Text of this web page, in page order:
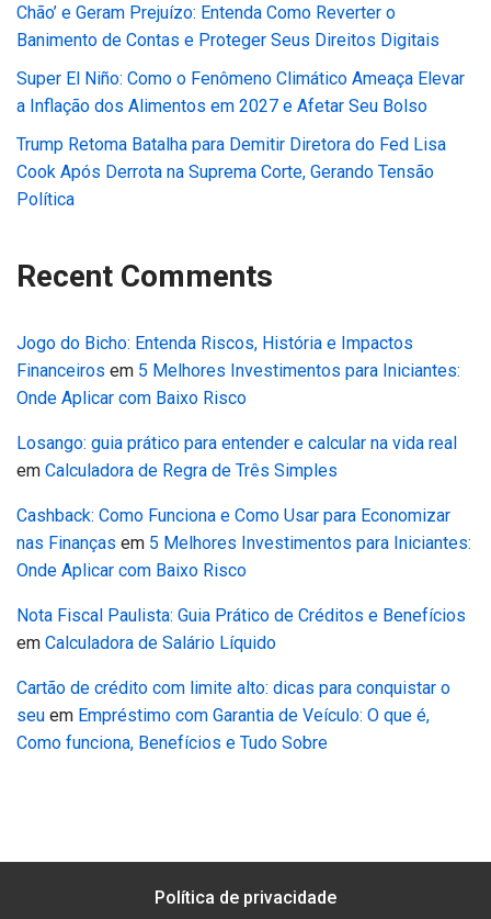
Chão’ e Geram Prejuízo: Entenda Como Reverter o
Banimento de Contas e Proteger Seus Direitos Digitais
Super El Niño: Como o Fenômeno Climático Ameaça Elevar
a Inflação dos Alimentos em 2027 e Afetar Seu Bolso
Trump Retoma Batalha para Demitir Diretora do Fed Lisa
Cook Após Derrota na Suprema Corte, Gerando Tensão
Política
Recent Comments
Jogo do Bicho: Entenda Riscos, História e Impactos
Financeiros em 5 Melhores Investimentos para Iniciantes:
Onde Aplicar com Baixo Risco
Losango: guia prático para entender e calcular na vida real
em Calculadora de Regra de Três Simples
Cashback: Como Funciona e Como Usar para Economizar
nas Finanças em 5 Melhores Investimentos para Iniciantes:
Onde Aplicar com Baixo Risco
Nota Fiscal Paulista: Guia Prático de Créditos e Benefícios
em Calculadora de Salário Líquido
Cartão de crédito com limite alto: dicas para conquistar o
seu em Empréstimo com Garantia de Veículo: O que é,
Como funciona, Benefícios e Tudo Sobre
Política de privacidade